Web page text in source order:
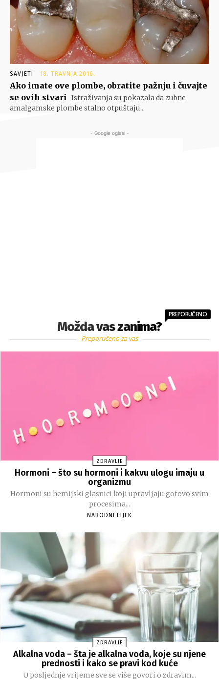
SAVJETI 18. TRAVNJA 2016.
Ako imate ove plombe, obratite pažnju i čuvajte
se ovih stvari Istraživanja su pokazala da zubne
amalgamske plombe stalno otpuštaju...
- Google oglasi -
Možda vas zanima?
PREPORUČENO
Preporučeno za vas
ZDRAVLJE
Hormoni – što su hormoni i kakvu ulogu imaju u
organizmu
Hormoni su hemijski glasnici koji upravljaju gotovo svim
procesima...
NARODNI LIJEK
ZDRAVLJE
Alkalna voda – šta je alkalna voda, koje su njene
prednosti i kako se pravi kod kuće
U posljednje vrijeme sve se više govori o zdravim...